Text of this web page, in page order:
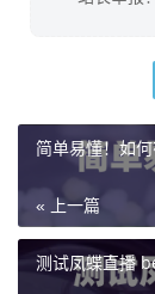
简单易懂！如
« 上一篇
测试凤蝶直播